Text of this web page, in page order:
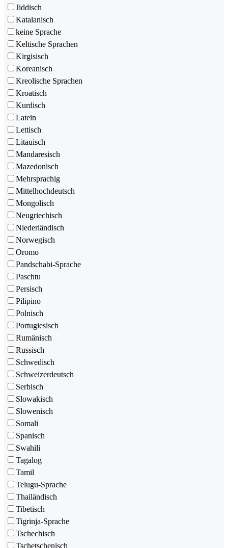
Jiddisch
Katalanisch
keine Sprache
Keltische Sprachen
Kirgisisch
Koreanisch
Kreolische Sprachen
Kroatisch
Kurdisch
Latein
Lettisch
Litauisch
Mandaresisch
Mazedonisch
Mehrsprachig
Mittelhochdeutsch
Mongolisch
Neugriechisch
Niederländisch
Norwegisch
Oromo
Pandschabi-Sprache
Paschtu
Persisch
Pilipino
Polnisch
Portugiesisch
Rumänisch
Russisch
Schwedisch
Schweizerdeutsch
Serbisch
Slowakisch
Slowenisch
Somali
Spanisch
Swahili
Tagalog
Tamil
Telugu-Sprache
Thailändisch
Tibetisch
Tigrinja-Sprache
Tschechisch
Tschetschenisch